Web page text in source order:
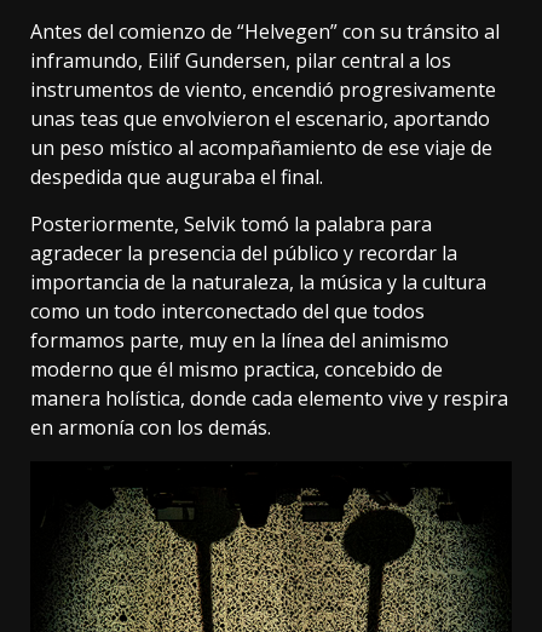
Antes del comienzo de “Helvegen” con su tránsito al
inframundo, Eilif Gundersen, pilar central a los
instrumentos de viento, encendió progresivamente
unas teas que envolvieron el escenario, aportando
un peso místico al acompañamiento de ese viaje de
despedida que auguraba el final.
Posteriormente, Selvik tomó la palabra para
agradecer la presencia del público y recordar la
importancia de la naturaleza, la música y la cultura
como un todo interconectado del que todos
formamos parte, muy en la línea del animismo
moderno que él mismo practica, concebido de
manera holística, donde cada elemento vive y respira
en armonía con los demás.